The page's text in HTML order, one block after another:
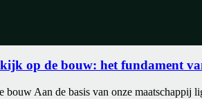
op de bouw: het fundament
bouw Aan de basis van onze maatschappij